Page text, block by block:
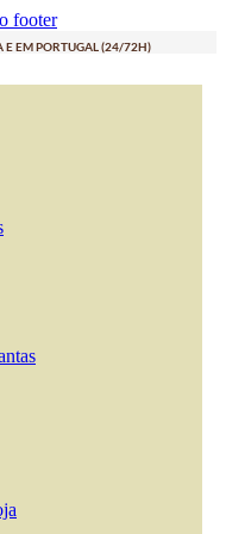
footer
E EM PORTUGAL (24/72H)